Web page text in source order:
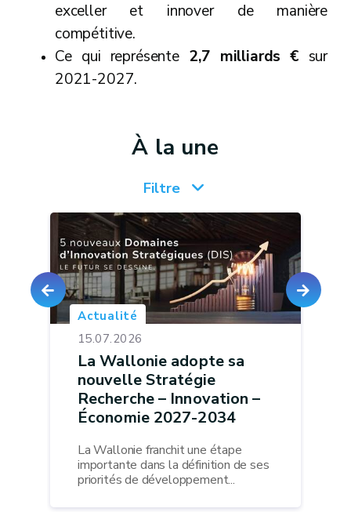
exceller et innover de manière
compétitive.
Ce qui représente 2,7 milliards € sur
2021-2027.
À la une
Filtre
Actualité
15.07.2026
La Wallonie adopte sa
nouvelle Stratégie
Recherche – Innovation –
Économie 2027-2034
La Wallonie franchit une étape
importante dans la définition de ses
priorités de développement...